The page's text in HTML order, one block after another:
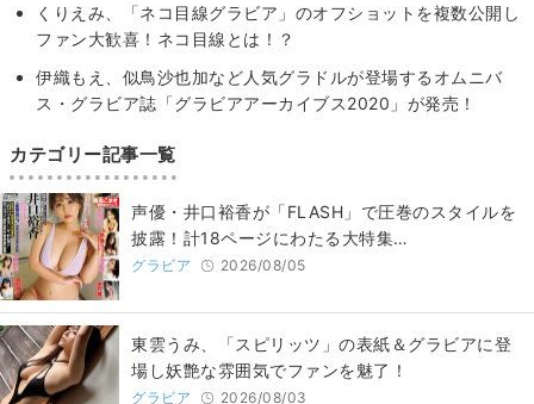
くりえみ、「ネコ目線グラビア」のオフショットを複数公開し
ファン大歓喜！ネコ目線とは！？
伊織もえ、似鳥沙也加など人気グラドルが登場するオムニバ
ス・グラビア誌「グラビアアーカイブス2020」が発売！
カテゴリー記事一覧
声優・井口裕香が「FLASH」で圧巻のスタイルを
披露！計18ページにわたる大特集…
グラビア 2026/08/05
東雲うみ、「スピリッツ」の表紙＆グラビアに登
場し妖艶な雰囲気でファンを魅了！
グラビア 2026/08/03